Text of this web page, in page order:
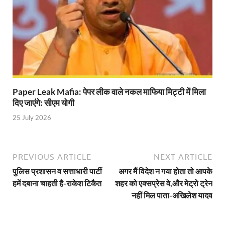
YEIDA Emerges: यीडा बना मेडिकल डिवाइस
House of Himalayas: हाउस आफ हिमालयाज बिक्री
Star Infomatic: बजट 2026–27 से भारत की डिजिटल
Benefits of Peanuts: सर्दियों में कितनी मूंगफली एक दिन
Sapne Me Aag Dekhna: सपने में आग देखना का मतलब
भारत पर्व में उत्तराखण्ड की झांकी ‘आत्मनिर्भर उत्तराखण्ड’
Bastar Story: बस्तर में लोकतंत्र की नई सुबह 47 गांवों में
Paper Leak Mafia: पेपर लीक वाले नकल माफिया मिट्टी में मिला
दिए जाएंगे: सीएम योगी
25 July 2026
PREVIOUS ARTICLE
पुलिस प्रशासन व सत्ताधारी पार्टी
हमें दबाना चाहती है-राकेश टिकैत
NEXT ARTICLE
अगर मैं विदेश न गया होता तो आपके
शहर को एक्सप्रेस वे,और मेट्रो ट्रेन
नहीं मिल पाता-अखिलेश यादव